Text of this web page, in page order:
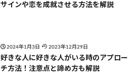
サインや恋を成就させる方法を解説
2024年1月3日 2023年12月29日
好きな人に好きな人がいる時のアプロー
チ方法！注意点と諦め方も解説